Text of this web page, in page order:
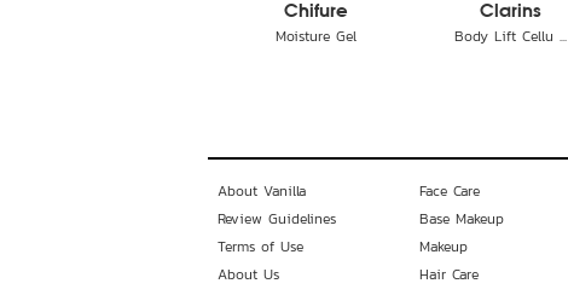
Chifure
Moisture Gel
Clarins
Body Lift Cellu ...
About Vanilla
Review Guidelines
Terms of Use
About Us
Face Care
Base Makeup
Makeup
Hair Care